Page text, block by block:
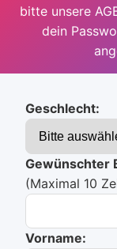
bitte unsere
dein
Geschlecht:
Gewünschter
(Maximal 10
Vorname: